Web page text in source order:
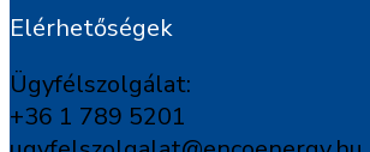
Elérhetőségek
Ügyfélszolgálat:
+36 1 789 5201